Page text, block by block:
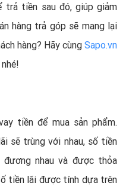
trả tiền sau đó, giúp giảm
hàng trả góp sẽ mang lại
hàng? Hãy cùng Sapo.vn
tiền để mua sản phẩm.
sẽ trùng với nhau, số tiền
nhau và được thỏa
tiền lãi được tính dựa trên